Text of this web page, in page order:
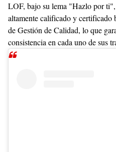
LOF, bajo su lema "Hazlo por
altamente calificado y certificado
de Gestión de Calidad, lo que
consistencia en cada uno de sus